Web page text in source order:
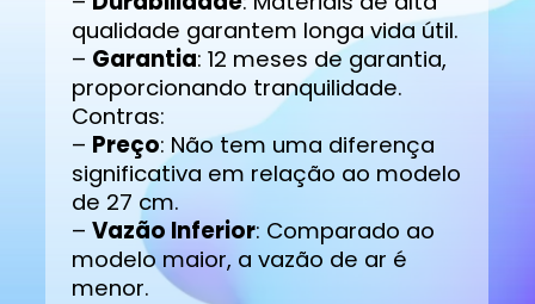
qualidade garantem longa vida útil.
– Garantia: 12 meses de garantia,
proporcionando tranquilidade.
Contras:
– Preço: Não tem uma diferença
significativa em relação ao modelo
de 27 cm.
– Vazão Inferior: Comparado ao
modelo maior, a vazão de ar é
menor.